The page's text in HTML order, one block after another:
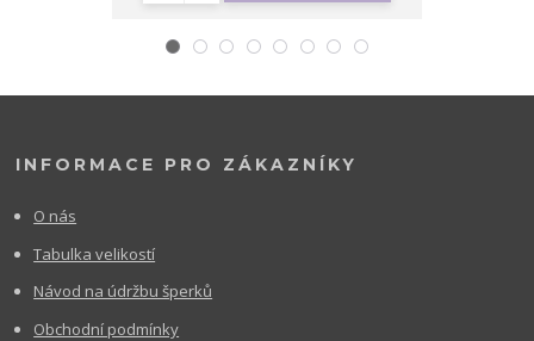
INFORMACE PRO ZÁKAZNÍKY
O nás
Tabulka velikostí
Návod na údržbu šperků
Obchodní podmínky